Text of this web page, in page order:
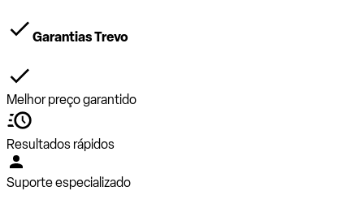
Garantias Trevo
Melhor preço garantido
Resultados rápidos
Suporte especializado